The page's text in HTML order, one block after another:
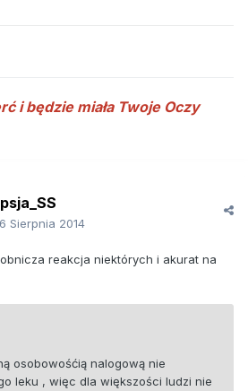
i będzie miała Twoje Oczy
Sierpnia 2014
reakcja niektórych i akurat na
osobowośćią nalogową nie
leku , więc dla większości ludzi nie